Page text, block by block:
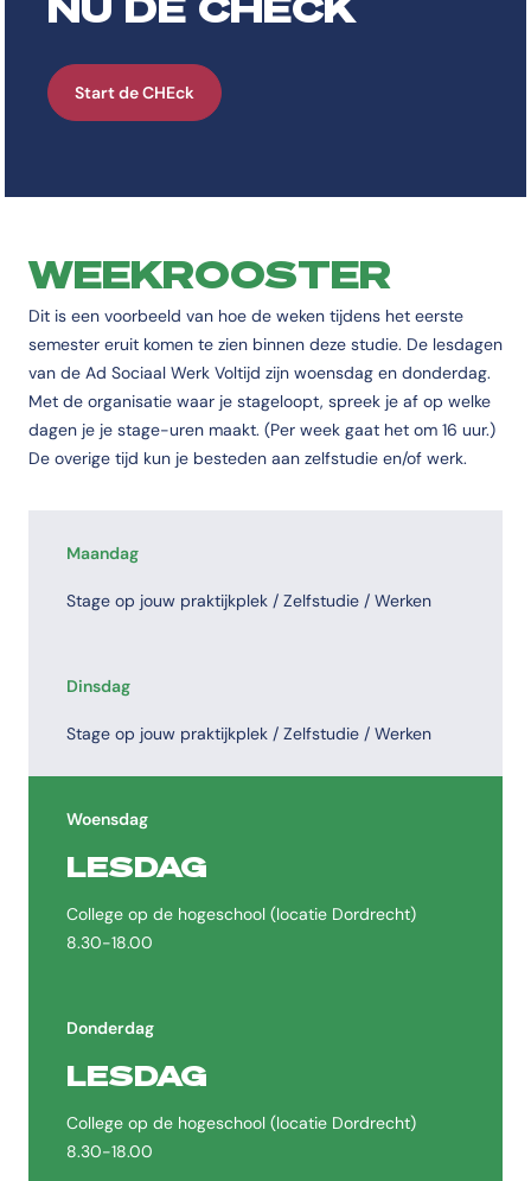
Wat doe je in het tweede jaar van de opleiding Sociaal
Start de CHEck
WEEKROOSTER
Dit is een voorbeeld van hoe de weken tijdens het eerste
semester eruit komen te zien binnen deze studie. De lesdagen
van de Ad Sociaal Werk Voltijd zijn woensdag en donderdag.
Met de organisatie waar je stageloopt, spreek je af op welke
dagen je je stage-uren maakt. (Per week gaat het om 16 uur.)
De overige tijd kun je besteden aan zelfstudie en/of werk.
Maandag
Stage op jouw praktijkplek / Zelfstudie / Werken
Dinsdag
Stage op jouw praktijkplek / Zelfstudie / Werken
Woensdag
LESDAG
College op de hogeschool (locatie Dordrecht)
8.30-18.00
Donderdag
LESDAG
College op de hogeschool (locatie Dordrecht)
8.30-18.00